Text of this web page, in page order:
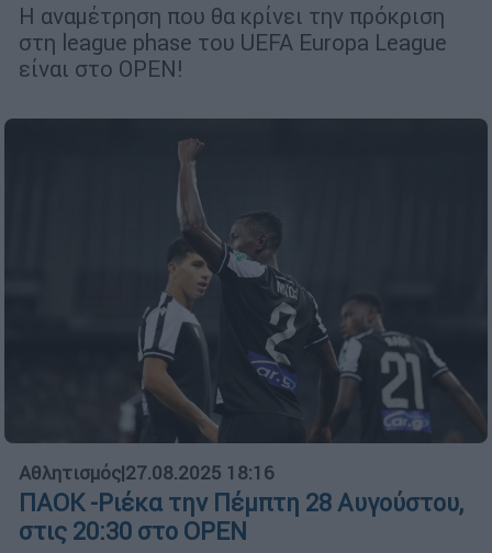
H αναμέτρηση που θα κρίνει την πρόκριση
στη league phase του UEFA Europa League
είναι στο OPEN!
Αθλητισμός|27.08.2025 18:16
ΠΑΟΚ -Ριέκα την Πέμπτη 28 Αυγούστου,
στις 20:30 στο OPEN